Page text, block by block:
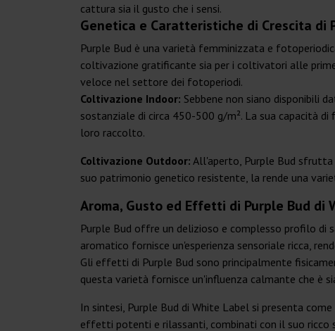
cattura sia il gusto che i sensi.
Genetica e Caratteristiche di Crescita di
Purple Bud è una varietà femminizzata e
coltivazione gratificante sia per i coltivatori alle
veloce nel settore dei fotoperiodi.
Coltivazione Indoor: Sebbene non siano disponibili
sostanziale di circa 450-500 g/m². La sua capacità
loro raccolto.
Coltivazione Outdoor: All'aperto, Purple Bud
suo patrimonio genetico resistente, la rende una
Aroma, Gusto ed Effetti di Purple Bud di
Purple Bud offre un delizioso e complesso profilo
aromatico fornisce un'esperienza sensoriale ricca,
Gli effetti di Purple Bud sono principalmente
questa varietà fornisce un'influenza calmante che è
In sintesi, Purple Bud di White Label si presenta
effetti potenti e rilassanti, combinati con il suo ricco